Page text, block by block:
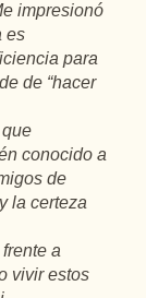
impresionó
es
para
de “hacer
conocido a
de
la certeza
a
vivir estos